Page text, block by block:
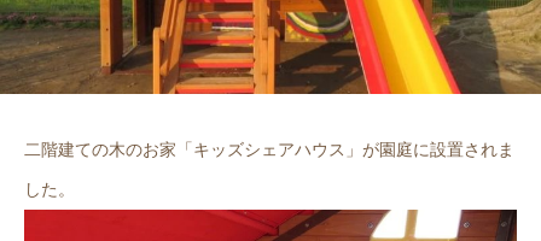
二階建ての木のお家「キッズシェアハウス」が園庭に設置されま
した。